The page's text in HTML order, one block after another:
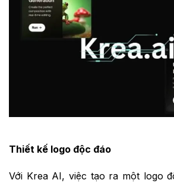
Thiết kế logo độc đáo
Với Krea AI, việc tạo ra một logo